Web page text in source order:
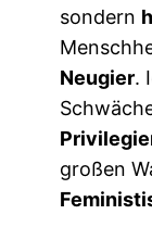
sondern
Neugier.
großen